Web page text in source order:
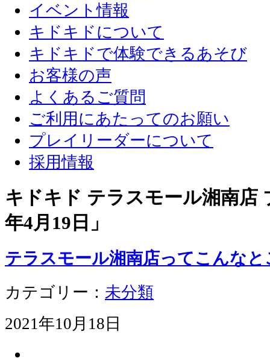
イベント情報
キドキドについて
キドキドで体験できるあそび
お客様の声
よくあるご質問
ご利用にあたってのお願い
プレイリーダーについて
採用情報
キドキド テラスモール湘南
年4月19日 」
テラスモール湘南店ってこんなと
カテゴリー： 未分類
2021年10月18日